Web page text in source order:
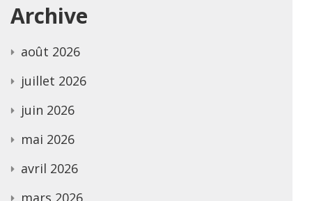
Archive
août 2026
juillet 2026
juin 2026
mai 2026
avril 2026
mars 2026